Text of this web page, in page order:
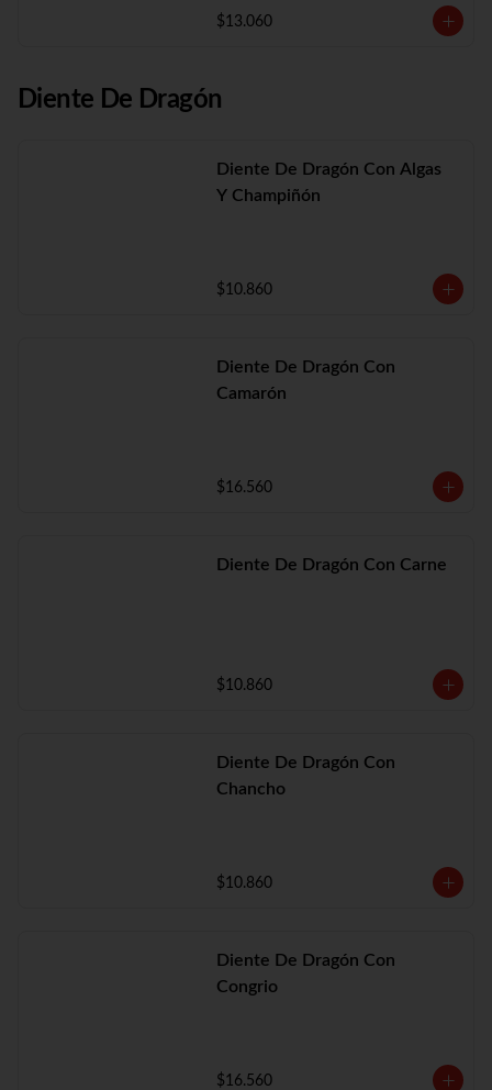
$13.060
Diente De Dragón
Diente De Dragón Con Algas
Y Champiñón
$10.860
Diente De Dragón Con
Camarón
$16.560
Diente De Dragón Con Carne
$10.860
Diente De Dragón Con
Chancho
$10.860
Diente De Dragón Con
Congrio
$16.560